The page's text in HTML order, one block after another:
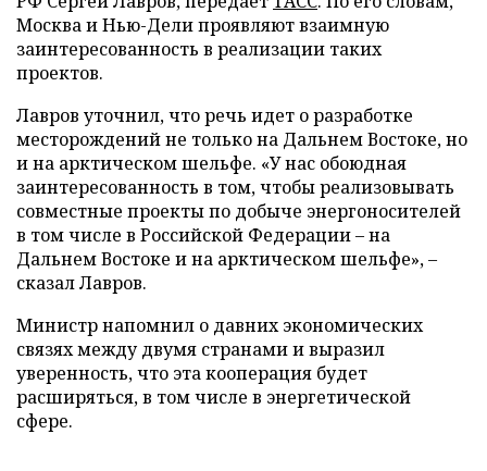
Москва и Нью-Дели проявляют взаимную
заинтересованность в реализации таких
проектов.
Лавров уточнил, что речь идет о разработке
месторождений не только на Дальнем Востоке, но
и на арктическом шельфе. «У нас обоюдная
заинтересованность в том, чтобы реализовывать
совместные проекты по добыче энергоносителей
в том числе в Российской Федерации – на
Дальнем Востоке и на арктическом шельфе», –
сказал Лавров.
Министр напомнил о давних экономических
связях между двумя странами и выразил
уверенность, что эта кооперация будет
расширяться, в том числе в энергетической
сфере.